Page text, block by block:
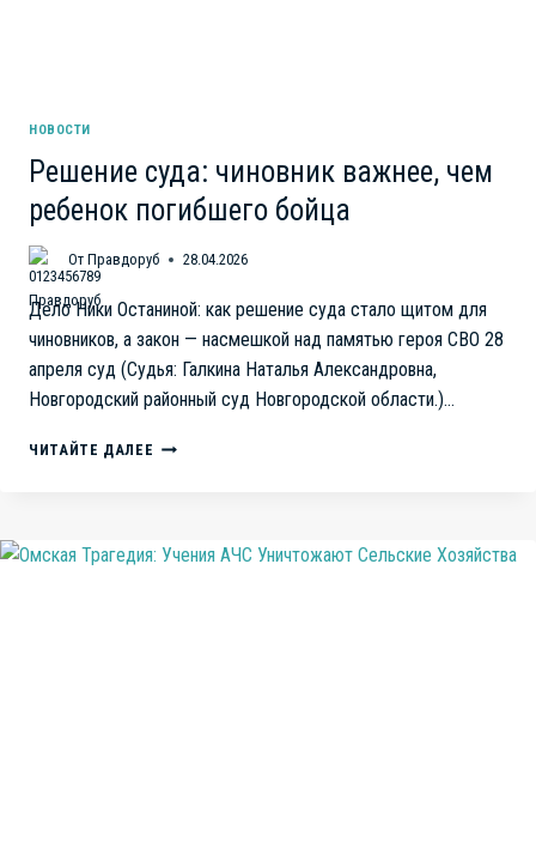
НОВОСТИ
Решение суда: чиновник важнее, чем
ребенок погибшего бойца
От Правдоруб 28.04.2026
Дело Ники Останиной: как решение суда стало щитом для
чиновников, а закон — насмешкой над памятью героя СВО 28
апреля суд (Судья: Галкина Наталья Александровна,
Новгородский районный суд Новгородской области.)…
ЧИТАЙТЕ ДАЛЕЕ РЕШЕНИЕ
РЕБЕНОК